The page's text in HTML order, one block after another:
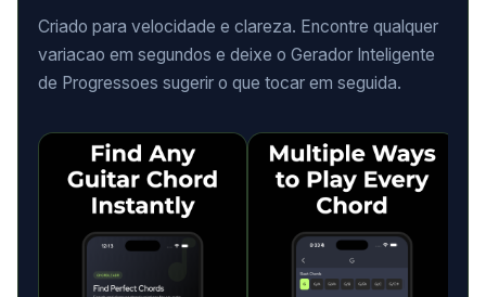
Criado para velocidade e clareza. Encontre qualquer
variacao em segundos e deixe o Gerador Inteligente
de Progressoes sugerir o que tocar em seguida.